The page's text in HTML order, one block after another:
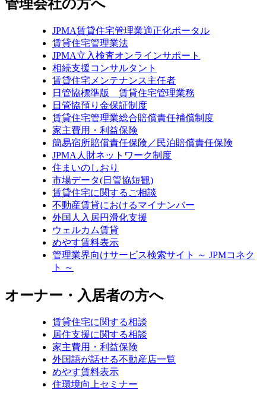
管理会社の方へ
JPMA賃貸住宅管理業適正化ポータル
賃貸住宅管理業法
JPMA立入検査オンラインサポート
相続支援コンサルタント
賃貸住宅メンテナンス主任者
日管協標準版 賃貸住宅管理業務
日管協預り金保証制度
賃貸住宅管理業総合賠償責任補償制度
家主費用・利益保険
簡易宿所賠償責任保険／民泊賠償責任保険
JPMA人財ネットワーク制度
住まいのしおり
市場データ(日管協短観)
賃貸住宅に関するご相談
不動産賃貸におけるマイナンバー
外国人入居円滑化支援
ウェルカム賃貸
めやす賃料表示
管理業界向けサービス検索サイト ～ JPMコネク
ト ～
オーナー・入居者の方へ
賃貸住宅に関する相談
居住支援に関する相談
家主費用・利益保険
外国語が話せる不動産店一覧
めやす賃料表示
住環境向上セミナー